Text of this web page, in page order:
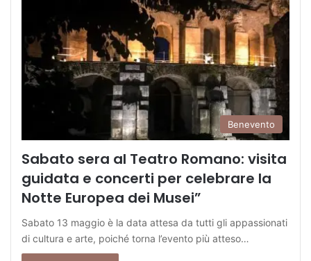
Benevento
Sabato sera al Teatro Romano: visita
guidata e concerti per celebrare la
Notte Europea dei Musei”
Sabato 13 maggio è la data attesa da tutti gli appassionati
di cultura e arte, poiché torna l’evento più atteso…